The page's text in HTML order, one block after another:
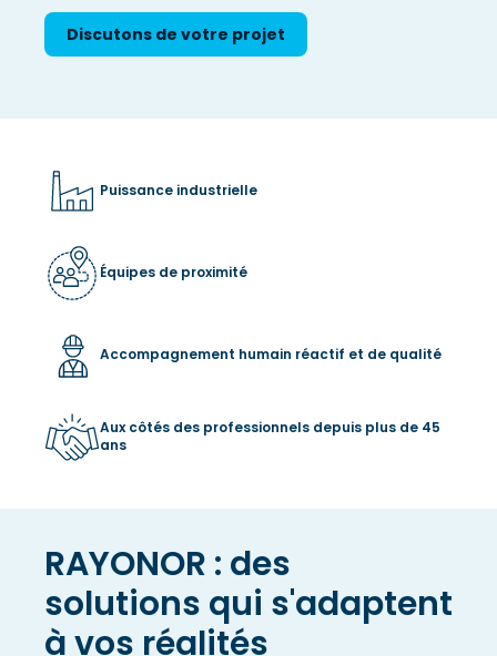
Discutons de votre projet
Puissance industrielle
Équipes de proximité
Accompagnement humain réactif et de qualité
Aux côtés des professionnels depuis plus de 45
ans
RAYONOR : des
solutions qui s'adaptent
à vos réalités